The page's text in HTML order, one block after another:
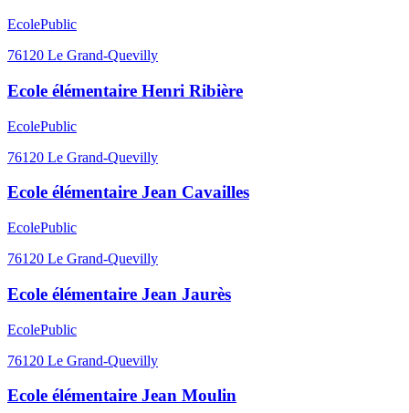
EcolePublic
76120 Le Grand-Quevilly
Ecole élémentaire Henri Ribière
EcolePublic
76120 Le Grand-Quevilly
Ecole élémentaire Jean Cavailles
EcolePublic
76120 Le Grand-Quevilly
Ecole élémentaire Jean Jaurès
EcolePublic
76120 Le Grand-Quevilly
Ecole élémentaire Jean Moulin